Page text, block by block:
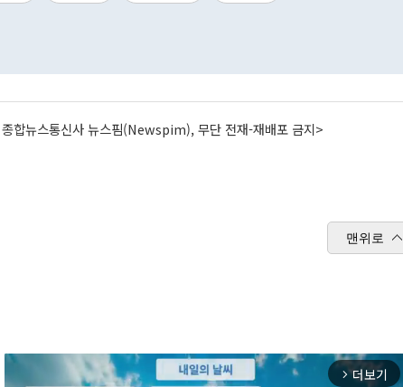
합뉴스통신사 뉴스핌(Newspim), 무단 전재-재배포 금지>
맨위로
arrow_forward_ios 더보기